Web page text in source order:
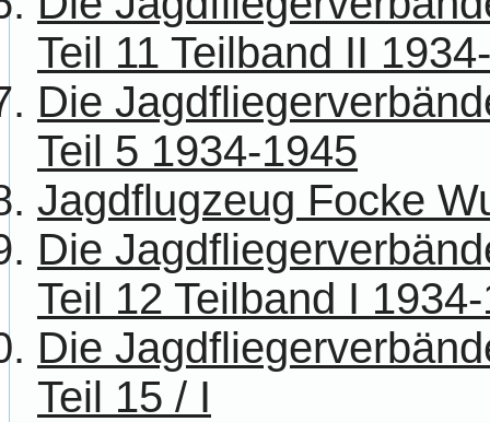
Teil 11 Teilband II
Die
Teil 5 1934-1945
Jagdflugzeug Focke
Die
Teil 12 Teilband I
Die
Teil 15 / I